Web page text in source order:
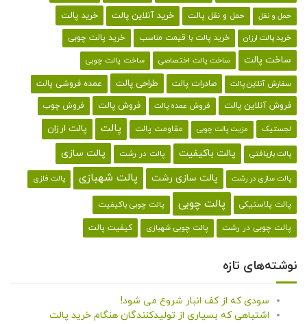
حمل و نقل حمل و نقل پالت خرید آنلاین پالت خرید پالت
خرید پالت ارزان خرید پالت با قیمت مناسب خرید پالت چوبی
ساخت پالت ساخت پالت اختصاصی ساخت پالت چوبی
سفارش آنلاین پالت صادرات پالت طراحی پالت عمده فروشی پالت
فروش آنلاین پالت فروش عمده پالت فروش پالت فروش چوب
لجستیک مزیت پالت چوبی مقاومت پالت پالت پالت ارزان
پالت بازیافتی پالت باکیفیت پالت در رشت پالت سازی
پالت سازی در رشت پالت سازی رشت پالت شهبازی پالت فلزی
پالت پلاستیکی پالت چوبی پالت چوبی باکیفیت
پالت چوبی در رشت پالت چوبی شهبازی کیفیت پالت
نوشته‌های تازه
سودی که از کف انبار شروع می شود!
اشتباهی که بسیاری از تولیدکنندگان هنگام خرید پالت